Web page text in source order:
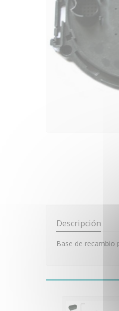
Descripción
Base de recambio